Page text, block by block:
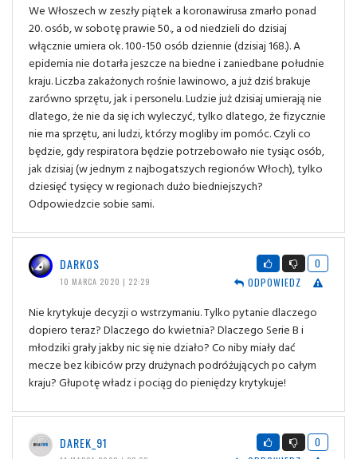
We Włoszech w zeszły piątek a koronawirusa zmarło ponad
20. osób, w sobotę prawie 50., a od niedzieli do dzisiaj
włącznie umiera ok. 100-150 osób dziennie (dzisiaj 168.). A
epidemia nie dotarła jeszcze na biedne i zaniedbane południe
kraju. Liczba zakażonych rośnie lawinowo, a już dziś brakuje
zarówno sprzętu, jak i personelu. Ludzie już dzisiaj umierają nie
dlatego, że nie da się ich wyleczyć, tylko dlatego, że fizycznie
nie ma sprzętu, ani ludzi, którzy mogliby im pomóc. Czyli co
będzie, gdy respiratora będzie potrzebowało nie tysiąc osób,
jak dzisiaj (w jednym z najbogatszych regionów Włoch), tylko
dziesięć tysięcy w regionach dużo biedniejszych?
Odpowiedzcie sobie sami.
DARKOS
10 MARCA 2020 | 22:29
0
ODPOWIEDZ
Nie krytykuje decyzji o wstrzymaniu. Tylko pytanie dlaczego
dopiero teraz? Dlaczego do kwietnia? Dlaczego Serie B i
młodziki grały jakby nic się nie działo? Co niby miały dać
mecze bez kibiców przy drużynach podróżujących po całym
kraju? Głupotę władz i pociąg do pieniędzy krytykuje!
DAREK_91
0